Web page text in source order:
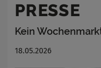
PRESSE
Kein
18.05.2026